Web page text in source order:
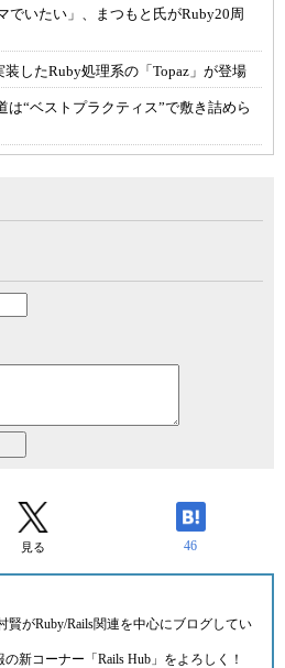
でいたい」、まつもと氏がRuby20周
したRuby処理系の「Topaz」が登場
は“ベストプラクティス”で敷き詰めら
見る 46
賢がRuby/Rails関連を中心にブログしてい
の新コーナー 「Rails Hub」 をよろしく！